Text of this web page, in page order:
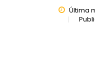
Última